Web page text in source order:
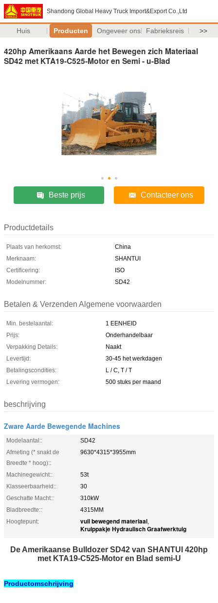
Shandong Global Heavy Truck Import&Export Co.,Ltd
Huis Producten Ongeveer ons Fabrieksreis >>
420hp Amerikaans Aarde het Bewegen zich Materiaal
SD42 met KTA19-C525-Motor en Semi - u-Blad
Beste prijs Contacteer ons
Productdetails
Plaats van herkomst:
China
Merknaam:
SHANTUI
Certificering:
ISO
Modelnummer:
SD42
Betalen & Verzenden Algemene voorwaarden
Min. bestelaantal:
1 EENHEID
Prijs:
Onderhandelbaar
Verpakking Details:
Naakt
Levertijd:
30-45 het werkdagen
Betalingscondities:
L / C, T / T
Levering vermogen:
500 stuks per maand
beschrijving
Zware Aarde Bewegende Machines
Modelaantal::
SD42
Afmeting (* snakt de
Breedte * hoog)::
9630*4315*3955mm
Machinegewicht::
53t
Klasseerbaarheid::
30
Geschatte Macht::
310kW
Bladbreedte::
4315MM
Hoogtepunt:
vuil bewegend materiaal,
Kruippakje Hydraulisch Graafwerktuig
De Amerikaanse Bulldozer SD42 van SHANTUI 420hp
met KTA19-C525-Motor en Blad semi-U
Productomschrijving